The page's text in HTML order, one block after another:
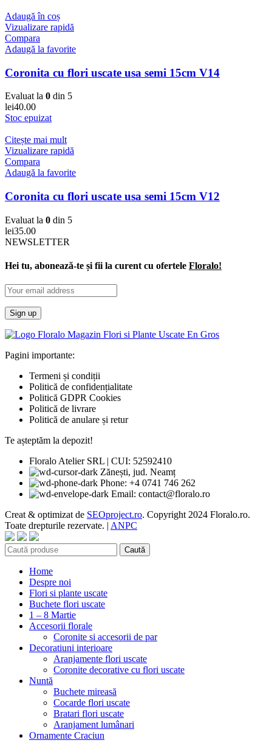
Adaugă în coș
Vizualizare rapidă
Compara
Adaugă la favorite
Coronita cu flori uscate usa semi 15cm V14
Evaluat la 0 din 5
lei40.00
Stoc epuizat
Citește mai mult
Vizualizare rapidă
Compara
Adaugă la favorite
Coronita cu flori uscate usa semi 15cm V12
Evaluat la 0 din 5
lei35.00
NEWSLETTER
Hei tu, abonează-te și fii la curent cu ofertele Floralo!
Pagini importante:
Termeni și condiții
Politică de confidențialitate
Politică GDPR Cookies
Politică de livrare
Politică de anulare și retur
Te așteptăm la depozit!
Floralo Atelier SRL | CUI: 52592410
Zănești, jud. Neamț
Phone: +4 0741 746 262
Email: contact@floralo.ro
Creat & optimizat de SEOproject.ro. Copyright 2024 Floralo.ro.
Toate drepturile rezervate. | ANPC
Caută
Home
Despre noi
Flori si plante uscate
Buchete flori uscate
1 – 8 Martie
Accesorii florale
Coronite si accesorii de par
Decoratiuni interioare
Aranjamente flori uscate
Coronite decorative cu flori uscate
Nuntă
Buchete mireasă
Cocarde flori uscate
Bratari flori uscate
Aranjament lumânari
Ornamente Craciun